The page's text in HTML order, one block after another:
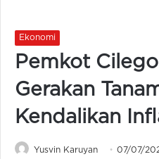
Ekonomi
Pemkot
Gerakan
Kendalikan
Yusvin Karuyan 07/07/